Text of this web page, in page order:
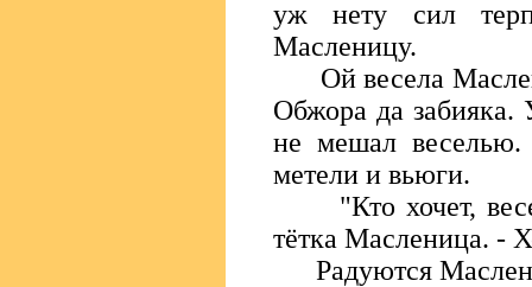
уж нету сил
Масленицу.
Ой весела
Обжора да забияка.
не мешал веселью.
метели и вьюги.
"Кто хочет,
тётка Масленица. -
Радуются